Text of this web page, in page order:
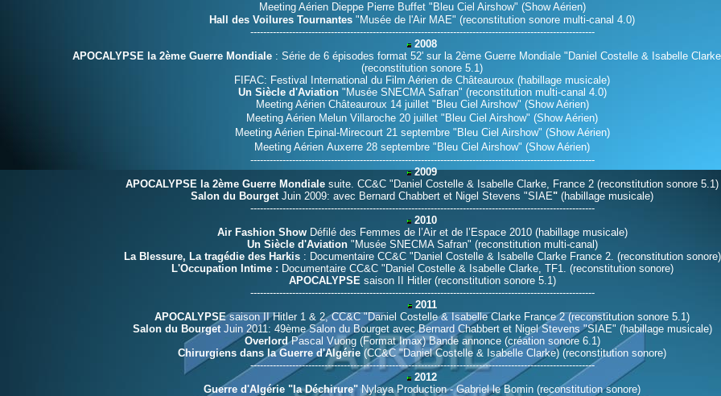
Meeting Aérien Dieppe Pierre Buffet "Bleu Ciel Airshow" (Show Aérien)
Hall des Voilures Tournantes "Musée de l'Air MAE" (reconstitution sonore multi-canal 4.0)
-----------------------------------------------------------------------------------------------------------
2008
APOCALYPSE la 2ème Guerre Mondiale: Série de 6 épisodes format 52' sur la 2ème Guerre Mondiale "Daniel Costelle & Isabelle
(reconstitution sonore 5.1)
FIFAC: Festival International du Film Aérien de Châteauroux (habillage musicale)
Un Siècle d'Aviation"Musée SNECMA Safran" (reconstitution multi-canal 4.0)
Meeting Aérien Châteauroux 14 juillet "Bleu Ciel Airshow" (Show Aérien)
Meeting Aérien Melun Villaroche 20 juillet "Bleu Ciel Airshow" (Show Aérien)
Meeting Aérien Epinal-Mirecourt 21 septembre "Bleu Ciel Airshow" (Show Aérien)
Meeting Aérien Auxerre 28 septembre "Bleu Ciel Airshow" (Show Aérien)
-----------------------------------------------------------------------------------------------------------
2009
APOCALYPSE la 2ème Guerre Mondiale suite. CC&C "Daniel Costelle & Isabelle Clarke, France 2 (reconstitution sonore 5.1)
Salon du BourgetJuin 2009: avec Bernard Chabbert et Nigel Stevens "SIAE" (habillage musicale)
-----------------------------------------------------------------------------------------------------------
2010
Air Fashion Show Défilé des Femmes de l’Air et de l’Espace 2010 (habillage musicale)
Un Siècle d'Aviation"Musée SNECMA Safran" (reconstitution multi-canal)
La Blessure, La tragédie des Harkis: Documentaire CC&C "Daniel Costelle & Isabelle Clarke France 2. (reconstitution sonore)
L'Occupation Intime : Documentaire CC&C "Daniel Costelle & Isabelle Clarke, TF1. (reconstitution sonore)
APOCALYPSE saison II
Hitler (reconstitution sonore 5.1)
-----------------------------------------------------------------------------------------------------------
2011
APOCALYPSEsaison II Hitler 1 & 2, CC&C "Daniel Costelle & Isabelle Clarke France 2(reconstitution sonore 5.1)
Salon du BourgetJuin 2011: 49ème Salon du Bourget avec Bernard Chabbert et Nigel Stevens "SIAE" (habillage musicale)
OverlordPascal Vuong (Format Imax) Bande annonce (création sonore 6.1)
Chirurgiens dans la Guerre d'Algérie (CC&C "Daniel Costelle & Isabelle Clarke) (reconstitution sonore)
-----------------------------------------------------------------------------------------------------------
2012
Guerre d'Algérie "la Déchirure" Nylaya Production - Gabriel le Bomin (reconstitution sonore)